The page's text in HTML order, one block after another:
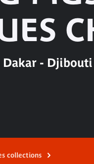
Dakar - Djibouti
collections